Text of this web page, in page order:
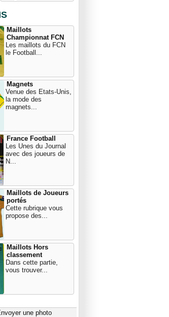
Maillots
Championnat FCN
Les maillots du FCN
le Football...
Magnets
Venue des Etats-Unis,
la mode des
magnets...
France Football
Les Unes du Journal
avec des joueurs de
N...
Maillots de Joueurs
portés
Cette rubrique vous
propose des...
Maillots Hors
classement
Dans cette partie,
vous trouver...
une photo